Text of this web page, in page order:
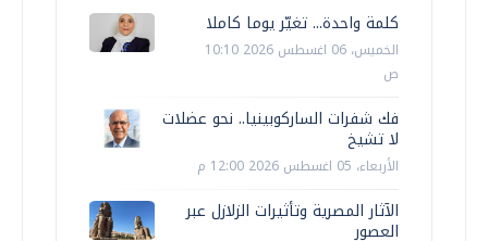
كلمة واحدة... تغيّر يوما كاملا
الخميس، 06 اغسطس 2026 10:10
ص
فك شفرات الساركوبينيا.. نحو عضلات
لا تشيخ
الأربعاء، 05 اغسطس 2026 12:00 م
الآثار المصرية وتأثيرات الزلازل عبر
العصور